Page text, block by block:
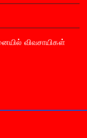
விவசாயிகள்